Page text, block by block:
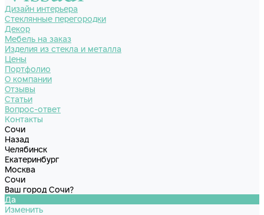
Дизайн интерьера
Стеклянные перегородки
Декор
Мебель на заказ
Изделия из стекла и металла
Цены
Портфолио
О компании
Отзывы
Статьи
Вопрос-ответ
Контакты
Сочи
Назад
Челябинск
Екатеринбург
Москва
Сочи
Ваш город Сочи?
Да
Изменить